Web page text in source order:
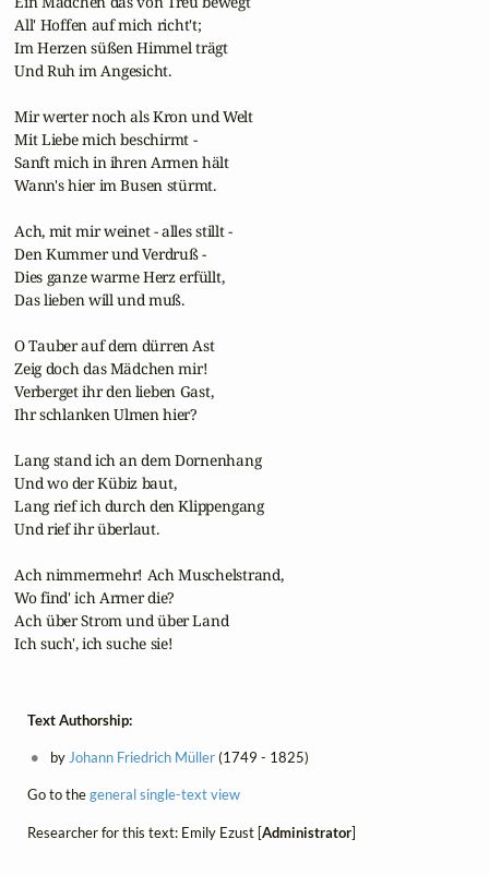
All' Hoffen auf mich richt't;
Im Herzen süßen Himmel trägt
Und Ruh im Angesicht.
Mir werter noch als Kron und Welt
Mit Liebe mich beschirmt -
Sanft mich in ihren Armen hält
Wann's hier im Busen stürmt.
Ach, mit mir weinet - alles stillt -
Den Kummer und Verdruß -
Dies ganze warme Herz erfüllt,
Das lieben will und muß.
O Tauber auf dem dürren Ast
Zeig doch das Mädchen mir!
Verberget ihr den lieben Gast,
Ihr schlanken Ulmen hier?
Lang stand ich an dem Dornenhang
Und wo der Kübiz baut,
Lang rief ich durch den Klippengang
Und rief ihr überlaut.
Ach nimmermehr! Ach Muschelstrand,
Wo find' ich Armer die?
Ach über Strom und über Land
Ich such', ich suche sie!
Text Authorship:
byJohann Friedrich Müller(1749 - 1825)
Go to thegeneral single-text view
Researcher for this text: Emily Ezust [Administrator]